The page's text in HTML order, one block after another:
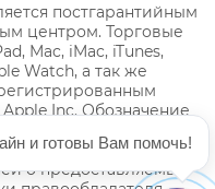
постгарантийным
центром. Торговые
Mac, iMac, iTunes,
Watch, а так же
Inc. Обозначение
а с целью
о предоставляемых
и готовы Вам помочь!